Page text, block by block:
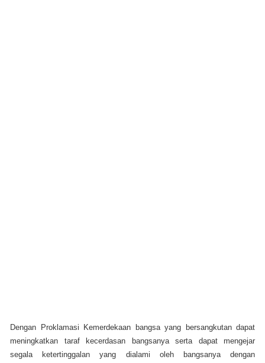
Dengan Proklamasi Kemerdekaan bangsa yang bersangkutan dapat
meningkatkan taraf kecerdasan bangsanya serta dapat mengejar
segala ketertinggalan yang dialami oleh bangsanya dengan